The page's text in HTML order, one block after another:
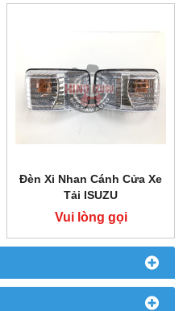
Đèn Xi Nhan Cánh Cửa Xe
Tải ISUZU
Vui lòng gọi